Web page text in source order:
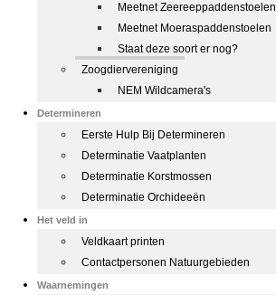
Meetnet Zeereeppaddenstoelen
Meetnet Moeraspaddenstoelen
Staat deze soort er nog?
Zoogdiervereniging
NEM Wildcamera's
Determineren
Eerste Hulp Bij Determineren
Determinatie Vaatplanten
Determinatie Korstmossen
Determinatie Orchideeën
Het veld in
Veldkaart printen
Contactpersonen Natuurgebieden
Waarnemingen